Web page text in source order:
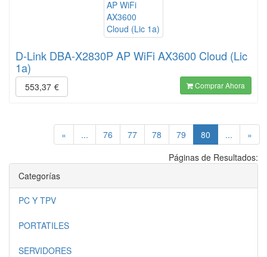
D-Link DBA-X2830P AP WiFi AX3600 Cloud (Lic
1a)
553,37 € Comprar Ahora
« ... 76 77 78 79 80 (current)
...
»
Páginas de Resultados:
Categorías
PC Y TPV
PORTATILES
SERVIDORES